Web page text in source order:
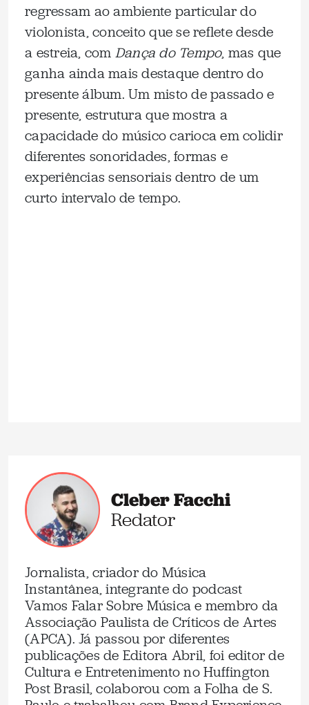
regressam ao ambiente particular do
violonista, conceito que se reflete desde
a estreia, com Dança do Tempo, mas que
ganha ainda mais destaque dentro do
presente álbum. Um misto de passado e
presente, estrutura que mostra a
capacidade do músico carioca em colidir
diferentes sonoridades, formas e
experiências sensoriais dentro de um
curto intervalo de tempo.
Cleber Facchi
Redator
Jornalista, criador do Música
Instantânea, integrante do podcast
Vamos Falar Sobre Música e membro da
Associação Paulista de Críticos de Artes
(APCA). Já passou por diferentes
publicações de Editora Abril, foi editor de
Cultura e Entretenimento no Huffington
Post Brasil, colaborou com a Folha de S.